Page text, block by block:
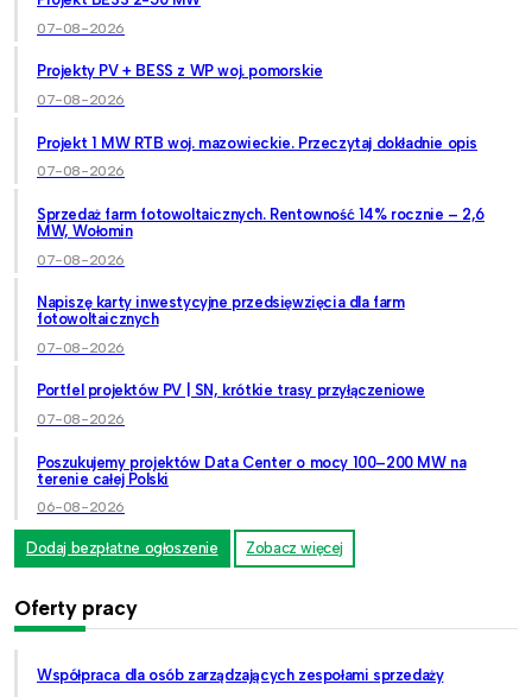
07-08-2026
Projekty PV + BESS z WP woj. pomorskie
07-08-2026
Projekt 1 MW RTB woj. mazowieckie. Przeczytaj dokładnie opis
07-08-2026
Sprzedaż farm fotowoltaicznych. Rentowność 14% rocznie – 2,6
MW, Wołomin
07-08-2026
Napiszę karty inwestycyjne przedsięwzięcia dla farm
fotowoltaicznych
07-08-2026
Portfel projektów PV | SN, krótkie trasy przyłączeniowe
07-08-2026
Poszukujemy projektów Data Center o mocy 100–200 MW na
terenie całej Polski
06-08-2026
Dodaj bezpłatne ogłoszenie Zobacz więcej
Oferty pracy
Współpraca dla osób zarządzających zespołami sprzedaży